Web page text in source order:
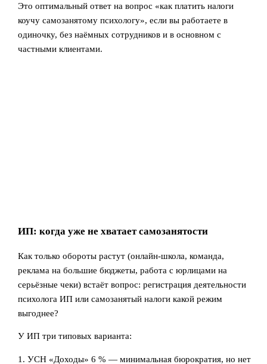
Это оптимальный ответ на вопрос «как платить налоги
коучу самозанятому психологу», если вы работаете в
одиночку, без наёмных сотрудников и в основном с
частными клиентами.
ИП: когда уже не хватает самозанятости
Как только обороты растут (онлайн‑школа, команда,
реклама на большие бюджеты, работа с юрлицами на
серьёзные чеки) встаёт вопрос: регистрация деятельности
психолога ИП или самозанятый налоги какой режим
выгоднее?
У ИП три типовых варианта:
1. УСН «Доходы» 6 % — минимальная бюрократия, но нет